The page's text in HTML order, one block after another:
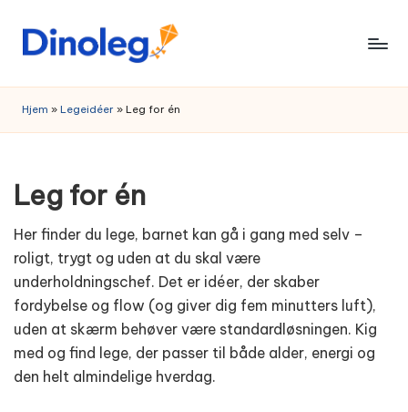
content
Hjem » Legeidéer » Leg for én
Leg for én
Her finder du lege, barnet kan gå i gang med selv –
roligt, trygt og uden at du skal være
underholdningschef. Det er idéer, der skaber
fordybelse og flow (og giver dig fem minutters luft),
uden at skærm behøver være standardløsningen. Kig
med og find lege, der passer til både alder, energi og
den helt almindelige hverdag.